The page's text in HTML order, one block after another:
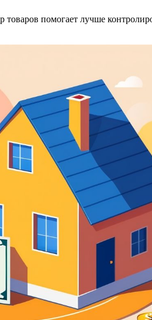
помогает лучше